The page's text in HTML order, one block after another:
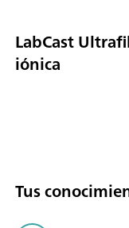
LabCast
iónica
Tus